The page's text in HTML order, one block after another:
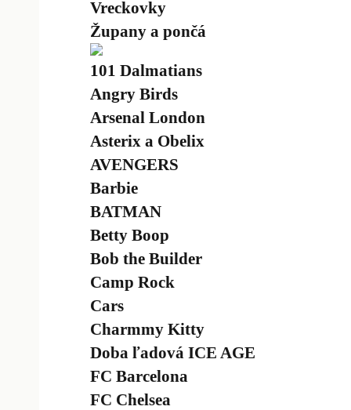
Vreckovky
Župany a pončá
101 Dalmatians
Angry Birds
Arsenal London
Asterix a Obelix
AVENGERS
Barbie
BATMAN
Betty Boop
Bob the Builder
Camp Rock
Cars
Charmmy Kitty
Doba ľadová ICE AGE
FC Barcelona
FC Chelsea